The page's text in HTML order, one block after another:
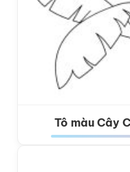
Tô màu Cây